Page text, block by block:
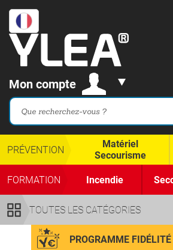
Mon compte
TOUTES LES CATÉGORIES
PRÉVENTION
Matériel
Secourisme
FORMATION Incendie
PROGRAMME FIDÉLITÉ